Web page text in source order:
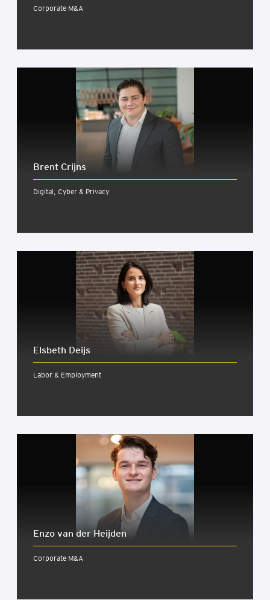
Corporate M&A
Brent Crijns
Digital, Cyber & Privacy
Elsbeth Deijs
Labor & Employment
Enzo van der Heij­den
Corporate M&A